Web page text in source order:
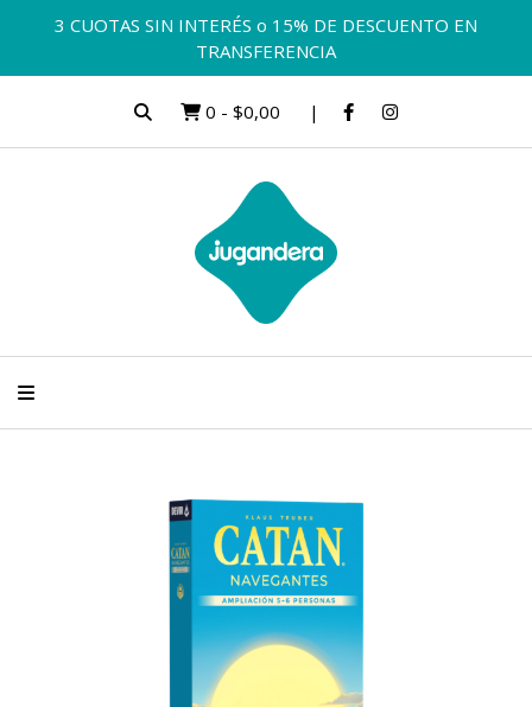
3 CUOTAS SIN INTERÉS o 15% DE DESCUENTO EN
TRANSFERENCIA
0 - $0,00